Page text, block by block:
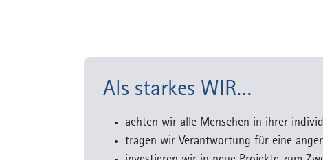
Als starkes WIR…
achten wir alle Menschen in ihrer
tragen wir Verantwortung für eine